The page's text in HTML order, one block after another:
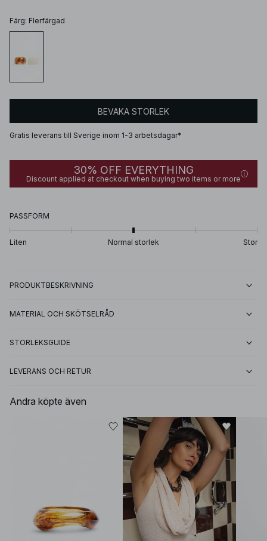
Färg: Flerfärgad
BEVAKA STORLEK
Gratis leverans till Sverige inom 1-3 arbetsdagar*
30% OFF EVERYTHING
Discount applied at checkout when buying two items or more
PASSFORM
Liten Normal storlek Stor
PRODUKTBESKRIVNING
MATERIAL OCH SKÖTSELRÅD
STORLEKSGUIDE
LEVERANS OCH RETUR
Andra köpte även